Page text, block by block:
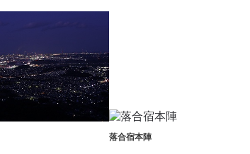
落合宿本陣